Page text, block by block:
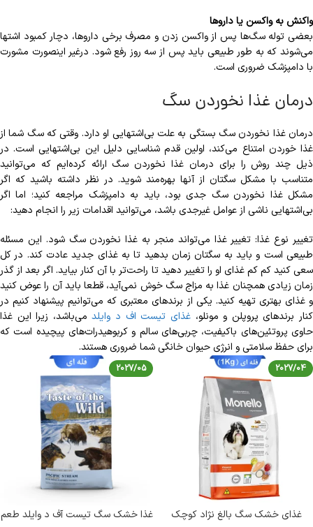
واکنش به واکسن یا داروها
بعضی توله سگ‌‎ها پس از واکسن زدن و مصرف برخی داروها، دچار کمبود اشتها
می‌‏شوند که به طور طبیعی باید پس از سه روز رفع شود. درغیر این‎صورت مشورت
با دامپزشک ضروری است.
درمان غذا نخوردن سگ
درمان غذا نخوردن سگ بستگی به علت بی‌اشتهایی او دارد. وقتی که سگ شما از
غذا خوردن امتناع می‌کند، اولین قدم شناسایی دلیل این بی‌اشتهایی است. در
ذیل چند روش را برای درمان غذا نخوردن سگ ارائه کرده‌‎ایم که می‌‎توانید
متناسب با مشکل سگ‎تان از آن‎ها بهره‌مند شوید. در نظر داشته باشید که اگر
مشکل غذا نخوردن سگ جدی بود، باید به دامپزشک مراجعه کنید؛ اما اگر
بی‌اشتهایی ناشی از عوامل غیرجدی باشد، می‌توانید اقدامات زیر را انجام دهید:
تغییر نوع غذا: تغییر غذا می‌‎تواند منجر به غذا نخوردن سگ شود. این مسئله
طبیعی است و باید به سگ‎تان زمان بدهید تا به غذای جدید عادت کند. در کل
سعی کنید کم کم غذای او را تغییر دهید تا راحت‏‌تر با آن کنار بیاید. اگر بعد از گذر
زمان زیادی همچنان غذا به مزاج سگ خوش نمی‌آید، قطعا باید آن را عوض کنید
و غذای بهتری تهیه کنید. یکی از برندهای معتبری که می‌توانیم پیشنهاد کنیم در
کنار برندهای پروپلن و مونلو،غذای تیست اف د وایلدمی‌باشد، زیرا این غذا
حاوی پروتئین‌های باکیفیت، چربی‌های سالم و کربوهیدرات‌های پیچیده است که
برای حفظ سلامتی و انرژی حیوان خانگی شما ضروری هستند.
2027/04
غذای خشک سگ بالغ نژاد کوچک
2027/05
غذا خشک سگ تیست آف د وایلد طعم